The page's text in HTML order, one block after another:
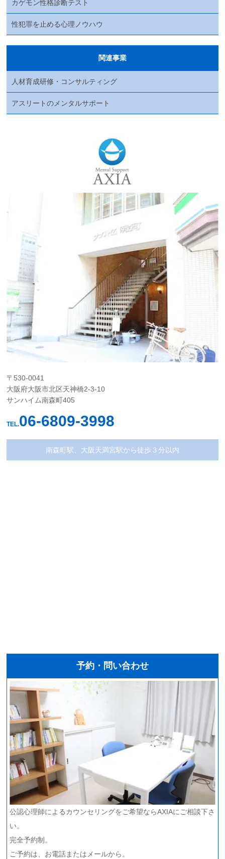
カゲモン性格診断テスト
性犯罪を止める心理ノウハウ
関連事業
人材育成研修・コンサルティング
アスリートのメンタルサポート
〒530-0041
大阪府大阪市北区天神橋2-3-10
サンハイム南森町405
TEL.06-6809-3998
南森町駅、大阪天満宮駅から徒歩３分以内
予約・問い合わせ
公認心理師によるカウンセリングをご希望ならAXIAにご相談下さ
い。
完全予約制。
ご予約は、お電話またはメールから。